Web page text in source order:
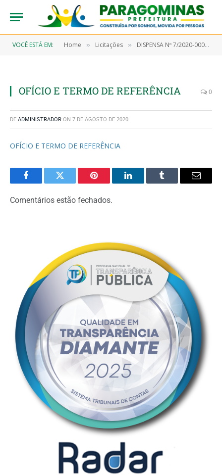
VOCÊ ESTÁ EM: Home » Licitações » DISPENSA Nº 7/2020-00047 (Aquisição de testes rápidos)
OFÍCIO E TERMO DE REFERÊNCIA 0
DE ADMINISTRADOR ON 7 DE AGOSTO DE 2020
OFÍCIO E TERMO DE REFERÊNCIA
FacebookTwitter Pinterest LinkedInTumblr Email
Comentários estão fechados.